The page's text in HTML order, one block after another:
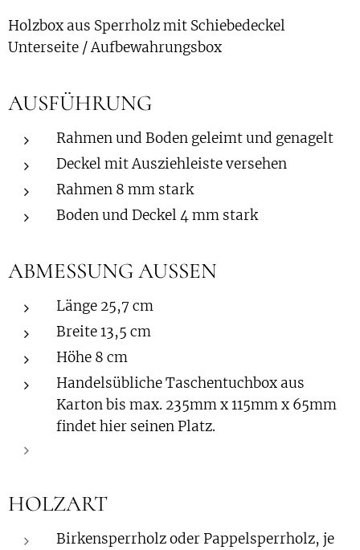
Holzbox aus Sperrholz mit Schiebedeckel
Unterseite / Aufbewahrungsbox
AUSFÜHRUNG
Rahmen und Boden geleimt und genagelt
Deckel mit Ausziehleiste versehen
Rahmen 8 mm stark
Boden und Deckel 4 mm stark
ABMESSUNG AUSSEN
Länge 25,7 cm
Breite 13,5 cm
Höhe 8 cm
Handelsübliche Taschentuchbox aus
Karton bis max. 235mm x 115mm x 65mm
findet hier seinen Platz.
HOLZART
Birkensperrholz oder Pappelsperrholz, je